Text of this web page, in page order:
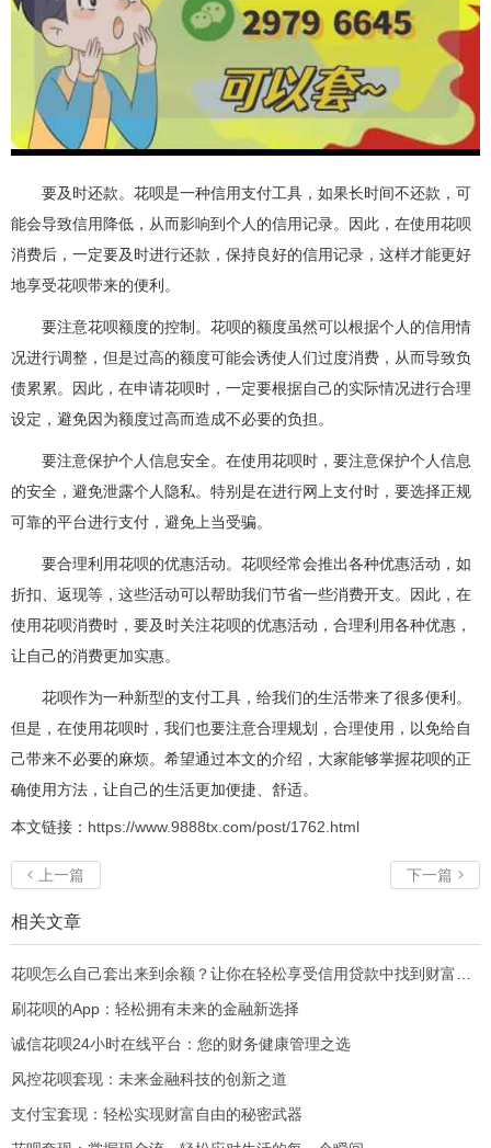
要及时还款。花呗是一种信用支付工具，如果长时间不还款，可
能会导致信用降低，从而影响到个人的信用记录。因此，在使用花呗
消费后，一定要及时进行还款，保持良好的信用记录，这样才能更好
地享受花呗带来的便利。
要注意花呗额度的控制。花呗的额度虽然可以根据个人的信用情
况进行调整，但是过高的额度可能会诱使人们过度消费，从而导致负
债累累。因此，在申请花呗时，一定要根据自己的实际情况进行合理
设定，避免因为额度过高而造成不必要的负担。
要注意保护个人信息安全。在使用花呗时，要注意保护个人信息
的安全，避免泄露个人隐私。特别是在进行网上支付时，要选择正规
可靠的平台进行支付，避免上当受骗。
要合理利用花呗的优惠活动。花呗经常会推出各种优惠活动，如
折扣、返现等，这些活动可以帮助我们节省一些消费开支。因此，在
使用花呗消费时，要及时关注花呗的优惠活动，合理利用各种优惠，
让自己的消费更加实惠。
花呗作为一种新型的支付工具，给我们的生活带来了很多便利。
但是，在使用花呗时，我们也要注意合理规划，合理使用，以免给自
己带来不必要的麻烦。希望通过本文的介绍，大家能够掌握花呗的正
确使用方法，让自己的生活更加便捷、舒适。
本文链接： https://www.9888tx.com/post/1762.html
 上一篇 下一篇 
相关文章
刷花呗的App：轻松拥有未来的金融新选择
诚信花呗24小时在线平台：您的财务健康管理之选
风控花呗套现：未来金融科技的创新之道
支付宝套现：轻松实现财富自由的秘密武器